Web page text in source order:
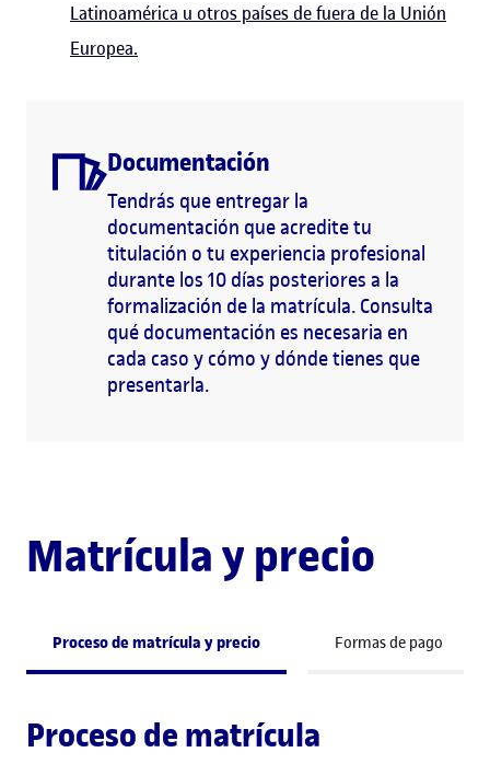
Latinoamérica u otros países de fuera de la Unión
Europea.
Documentación
Tendrás que entregar la
documentación que acredite tu
titulación o tu experiencia profesional
durante los 10 días posteriores a la
formalización de la matrícula. Consulta
qué documentación es necesaria en
cada caso y cómo y dónde tienes que
presentarla.
Matrícula y precio
Proceso de matrícula y precio Formas de pago
Proceso de matrícula